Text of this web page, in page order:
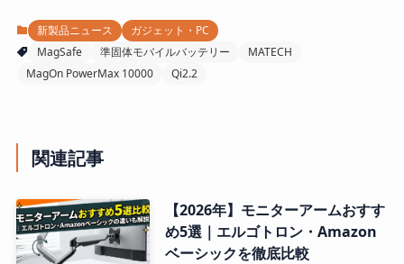
新製品ニュース
ガジェット・PC
MagSafe
準固体モバイルバッテリー
MATECH
MagOn PowerMax 10000
Qi2.2
関連記事
【2026年】モニターアームおすす
め5選｜エルゴトロン・Amazon
ベーシックを徹底比較